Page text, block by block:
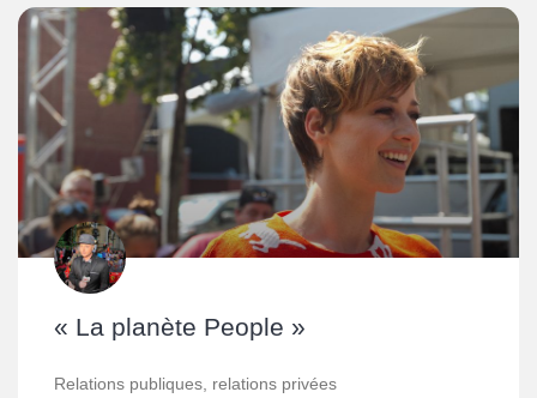
« La planète People »
Relations publiques, relations privées